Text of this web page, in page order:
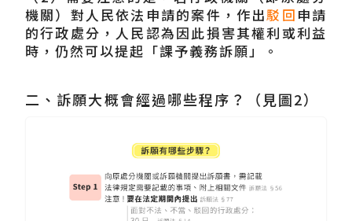
機關）對人民依法申請的案件，作出駁回 申請
的行政處分，人民認為因此損害其權利或利益
時，仍然可以提起「課予義務訴願」。
二、訴願大概會經過哪些程序？（見圖2）